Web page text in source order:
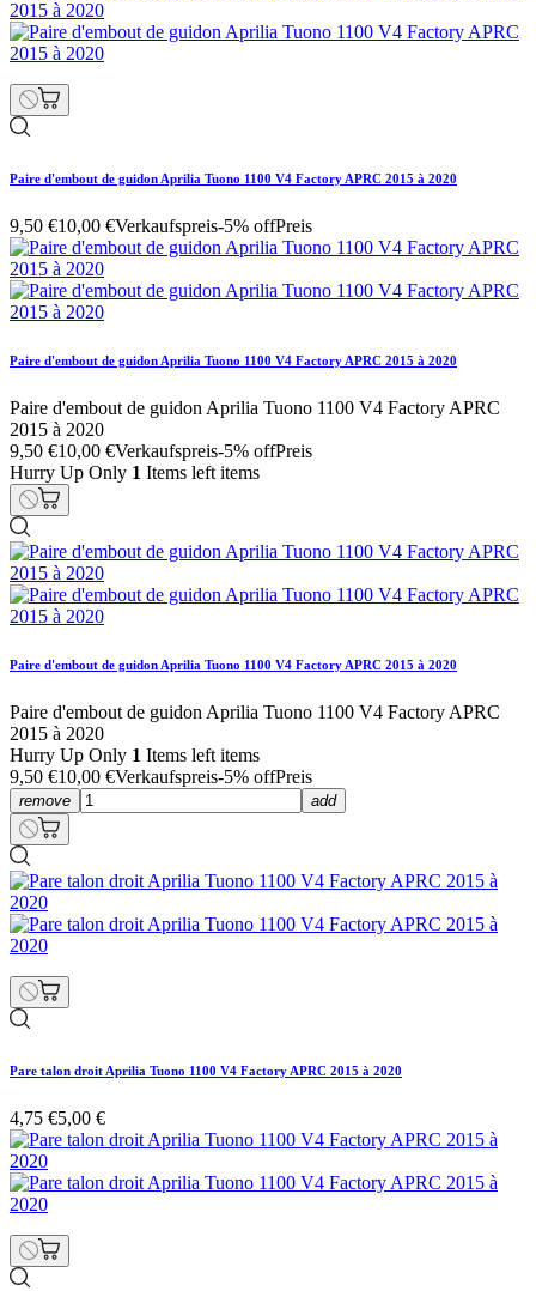
Paire d'embout de guidon Aprilia Tuono 1100 V4 Factory APRC 2015 à 2020
9,50 €10,00 €Verkaufspreis-5% offPreis
Paire d'embout de guidon Aprilia Tuono 1100 V4 Factory APRC 2015 à 2020
Paire d'embout de guidon Aprilia Tuono 1100 V4 Factory APRC
2015 à 2020
9,50 €10,00 €Verkaufspreis-5% offPreis
Hurry Up Only 1 Items left items
Paire d'embout de guidon Aprilia Tuono 1100 V4 Factory APRC 2015 à 2020
Paire d'embout de guidon Aprilia Tuono 1100 V4 Factory APRC
2015 à 2020
Hurry Up Only 1 Items left items
9,50 €10,00 €Verkaufspreis-5% offPreis
remove add
Pare talon droit Aprilia Tuono 1100 V4 Factory APRC 2015 à 2020
4,75 €5,00 €